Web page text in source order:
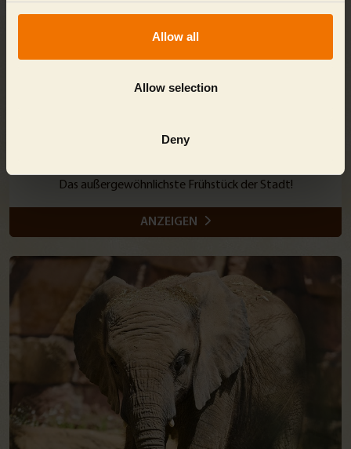
Allow all
Allow selection
Deny
Das außergewöhnlichste Frühstück der Stadt!
ANZEIGEN